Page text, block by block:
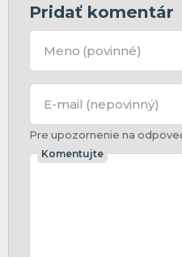
Pridať komentár
Meno (povinné)
E-mail (nepovinný)
Pre upozornenie na
Komentujte